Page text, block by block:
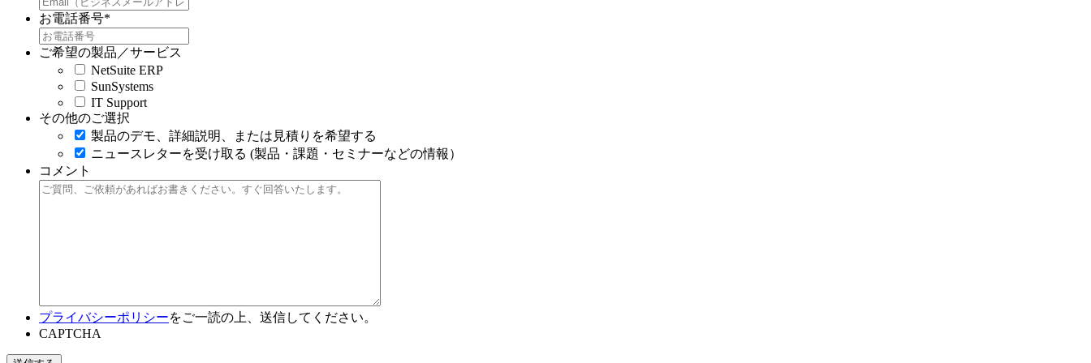
お電話番号*
ご希望の製品／サービス
NetSuite ERP
SunSystems
IT Support
その他のご選択
製品のデモ、詳細説明、または見積りを希望する
ニュースレターを受け取る (製品・課題・セミナーなどの情報）
コメント
プライバシーポリシーをご一読の上、送信してください。
CAPTCHA